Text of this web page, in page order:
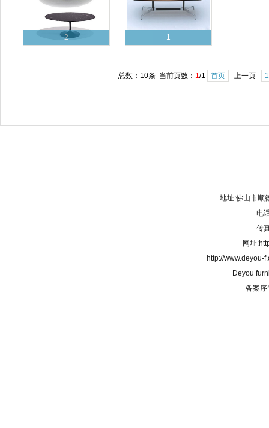
2 1
总数：10条 当前页数： 1/1 首页 上一页 1
地址:佛山市顺
电
传
网址
http://www.deyou-
Deyou
备案